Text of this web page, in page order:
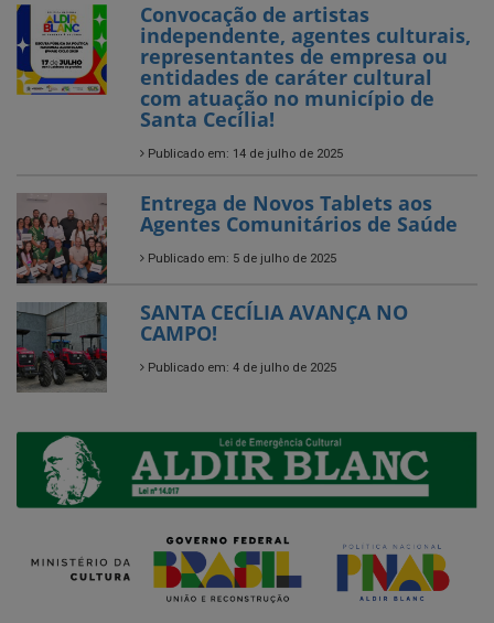
Convocação de artistas
independente, agentes culturais,
representantes de empresa ou
entidades de caráter cultural
com atuação no município de
Santa Cecília!
Publicado em: 14 de julho de 2025
Entrega de Novos Tablets aos
Agentes Comunitários de Saúde
Publicado em: 5 de julho de 2025
SANTA CECÍLIA AVANÇA NO
CAMPO!
Publicado em: 4 de julho de 2025